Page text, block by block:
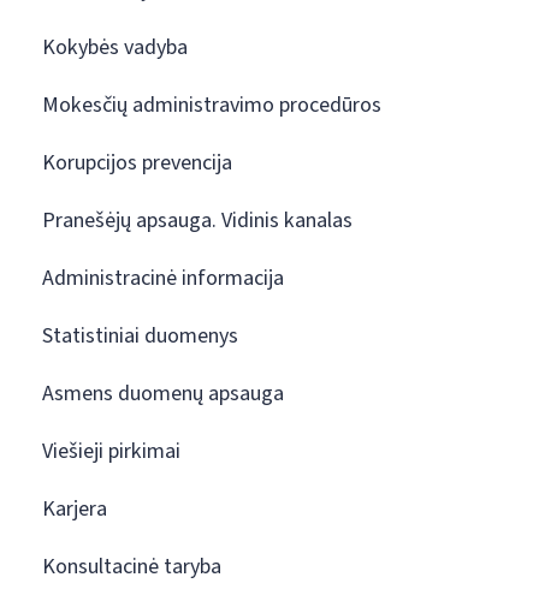
Kokybės vadyba
Mokesčių administravimo procedūros
Korupcijos prevencija
Pranešėjų apsauga. Vidinis kanalas
Administracinė informacija
Statistiniai duomenys
Asmens duomenų apsauga
Viešieji pirkimai
Karjera
Konsultacinė taryba